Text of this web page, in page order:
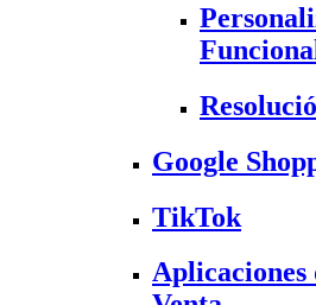
Google
TikTok
Aplicaciones